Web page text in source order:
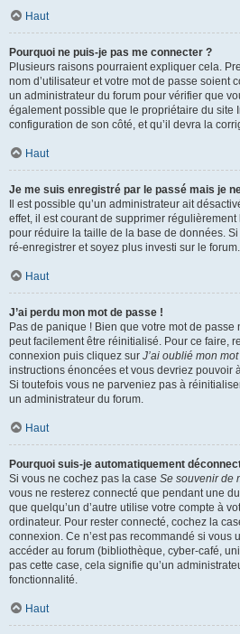
Haut
Pourquoi ne puis-je pas me connecter ?
Plusieurs raisons pourraient expliquer cela.
nom d’utilisateur et votre mot de passe soient
un administrateur du forum pour vérifier que
également possible que le propriétaire du site
configuration de son côté, et qu’il devra la
Haut
Je me suis enregistré par le passé mais je
Il est possible qu’un administrateur ait
effet, il est courant de supprimer
pour réduire la taille de la base de données.
ré-enregistrer et soyez plus investi sur le forum.
Haut
J’ai perdu mon mot de passe !
Pas de panique ! Bien que votre mot de passe
peut facilement être réinitialisé. Pour ce faire,
connexion puis cliquez sur J’ai oublié mon
instructions énoncées et vous devriez pouvoir
Si toutefois vous ne parveniez pas à
un administrateur du forum.
Haut
Pourquoi suis-je automatiquement
Si vous ne cochez pas la case Se souvenir de
vous ne resterez connecté que pendant une
que quelqu’un d’autre utilise votre compte à
ordinateur. Pour rester connecté, cochez la
connexion. Ce n’est pas recommandé si vous
accéder au forum (bibliothèque, cyber-café,
pas cette case, cela signifie qu’un
fonctionnalité.
Haut